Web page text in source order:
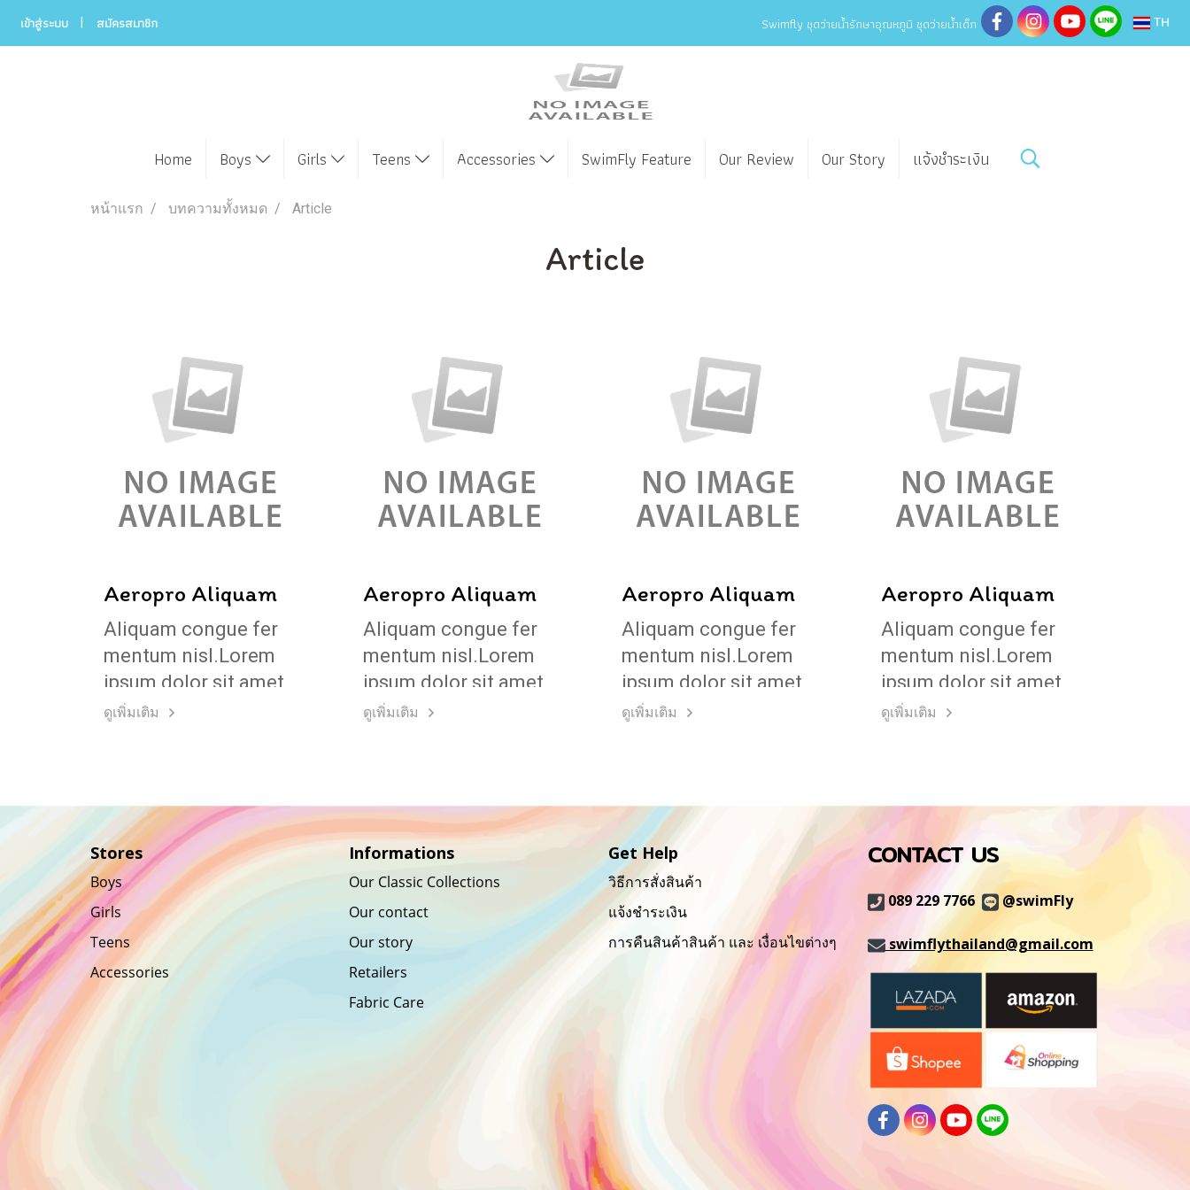
เข้าสู่ระบบ สมัครสมาชิก Swimfly ชุดว่ายน้ำรักษาอุณหภูมิ ชุดว่ายน้ำเด็ก TH
Home Boys Girls Teens Accessories SwimFly Feature Our Review Our Story แจ้งชำระเงิน
หน้าแรก บทความทั้งหมด Article
Article
Aeropro Aliquam
Aliquam congue fer
mentum nisl.Lorem
ipsum dolor sit amet,
consectetuer adipi
ดูเพิ่มเติม
Aeropro Aliquam
Aliquam congue fer
mentum nisl.Lorem
ipsum dolor sit amet,
consectetuer adipi
ดูเพิ่มเติม
Aeropro Aliquam
Aliquam congue fer
mentum nisl.Lorem
ipsum dolor sit amet,
consectetuer adipi
ดูเพิ่มเติม
Aeropro Aliquam
Aliquam congue fer
mentum nisl.Lorem
ipsum dolor sit amet,
consectetuer adipi
ดูเพิ่มเติม
Stores
Boys
Girls
Teens
Accessories
Informations
Our Classic Collections
Our contact
Our story
Retailers
Fabric Care
Get Help
วิธีการสั่งสินค้า
แจ้งชำระเงิน
การคืนสินค้าสินค้า และ เงื่อนไขต่างๆ
CONTACT US
089 229 7766 @swimFly
swimflythailand@gmail.com